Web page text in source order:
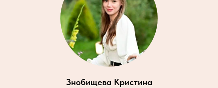
Знобищева Кристина